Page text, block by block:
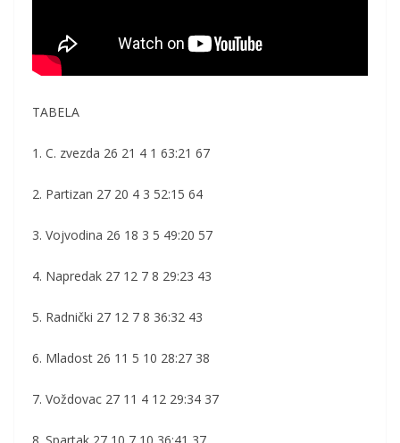
TABELA
1. C. zvezda 26 21 4 1 63:21 67
2. Partizan 27 20 4 3 52:15 64
3. Vojvodina 26 18 3 5 49:20 57
4. Napredak 27 12 7 8 29:23 43
5. Radnički 27 12 7 8 36:32 43
6. Mladost 26 11 5 10 28:27 38
7. Voždovac 27 11 4 12 29:34 37